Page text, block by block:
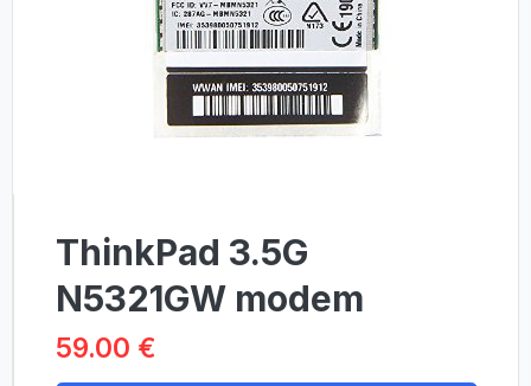
ThinkPad 3.5G
N5321GW modem
59.00 €